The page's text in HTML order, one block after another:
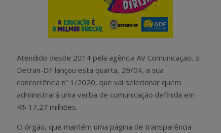
Atendido desde 2014 pela agência AV Comunicação, o
Detran-DF lançou esta quarta, 29/04, a sua
concorrência nº 1/2020, que vai selecionar quem
administrará uma verba de comunicação definida em
R$ 17,27 milhões.
O órgão, que mantém uma página de transparência